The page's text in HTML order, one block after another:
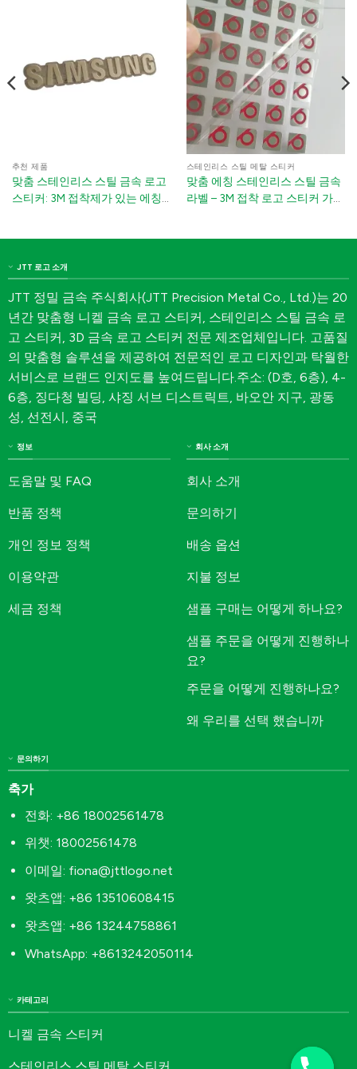
추천 제품
맞춤 스테인리스 스틸 금속 로고
스티커: 3M 접착제가 있는 에칭
스테인리스 스틸 메탈 스티커
맞춤 에칭 스테인리스 스틸 금속
라벨 – 3M 접착 로고 스티커 가전
JTT 로고 소개
JTT 정밀 금속 주식회사(JTT Precision Metal Co., Ltd.)는 20
년간 맞춤형 니켈 금속 로고 스티커, 스테인리스 스틸 금속 로
고 스티커, 3D 금속 로고 스티커 전문 제조업체입니다. 고품질
의 맞춤형 솔루션을 제공하여 전문적인 로고 디자인과 탁월한
서비스로 브랜드 인지도를 높여드립니다.주소: (D호, 6층), 4-
6층, 징다청 빌딩, 샤징 서브 디스트릭트, 바오안 지구, 광동
성, 선전시, 중국
정보
도움말 및 FAQ
반품 정책
개인 정보 정책
이용약관
세금 정책
회사 소개
회사 소개
문의하기
배송 옵션
지불 정보
샘플 구매는 어떻게 하나요?
샘플 주문을 어떻게 진행하나
요?
주문을 어떻게 진행하나요?
왜 우리를 선택 했습니까
카테고리
니켈 금속 스티커
문의하기
축가
전화: +86 18002561478
위챗: 18002561478
이메일: fiona@jttlogo.net
왓츠앱: +86 13510608415
왓츠앱: +86 13244758861
WhatsApp: +8613242050114